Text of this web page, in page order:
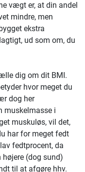
vægt er, at din andel
mindre, men
ekstra
ud som om, du
dig om dit BMI.
hvor meget du
dog her
muskelmasse i
muskuløs, vil det,
har for meget fedt
fedtprocent, da
højere (dog sund)
til at afgøre hhv.